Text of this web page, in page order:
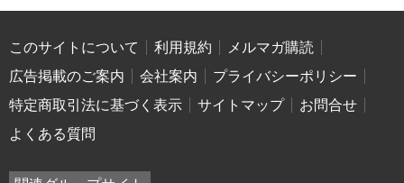
このサイトについて 利用規約
メルマガ購読
広告掲載のご案内
会社案内
プライバシーポリシー
特定商取引法に基づく表示
サイトマップ
お問合せ
よくある質問